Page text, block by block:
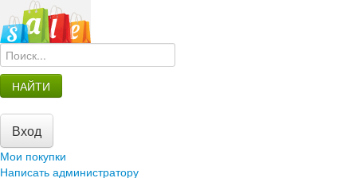
НАЙТИ
Вход
Мои покупки
Написать администратору